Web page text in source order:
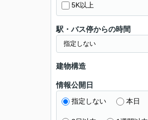
5K以上
駅・バス停からの時間
建物構造
情報公開日
指定しない 本日